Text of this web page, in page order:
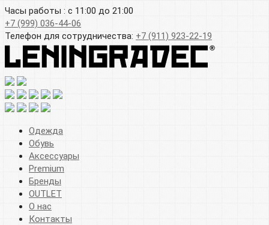
Часы работы : с 11:00 до 21:00
+7 (999) 036-44-06
Телефон для сотрудничества: +7 (911) 923-22-19
Одежда
Обувь
Аксессуары
Premium
Бренды
OUTLET
О нас
Контакты